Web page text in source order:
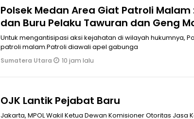
Polsek Medan Area Giat Patroli Malam
dan Buru Pelaku Tawuran dan Geng
Untuk mengantisipasi aksi kejahatan di wilayah hukumnya,
patroli malam.Patroli diawali apel gabunga
Sumatera Utara 10 jam lalu
OJK Lantik Pejabat Baru
Jakarta, MPOL Wakil Ketua Dewan Komisioner Otoritas Jasa Keuangan (OJK) Hernawan